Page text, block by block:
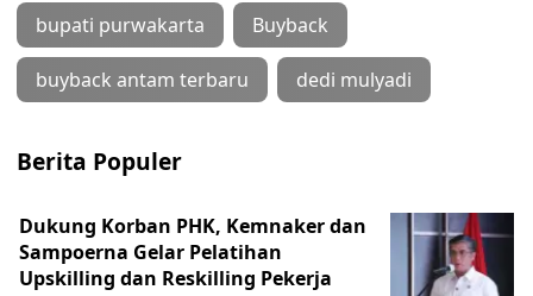
bupati purwakarta Buyback
buyback antam terbaru dedi mulyadi
Berita Populer
Dukung Korban PHK, Kemnaker dan
Sampoerna Gelar Pelatihan
Upskilling dan Reskilling Pekerja